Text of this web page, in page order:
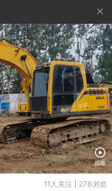
视频
11人关注 | 278浏览
认证经纪人